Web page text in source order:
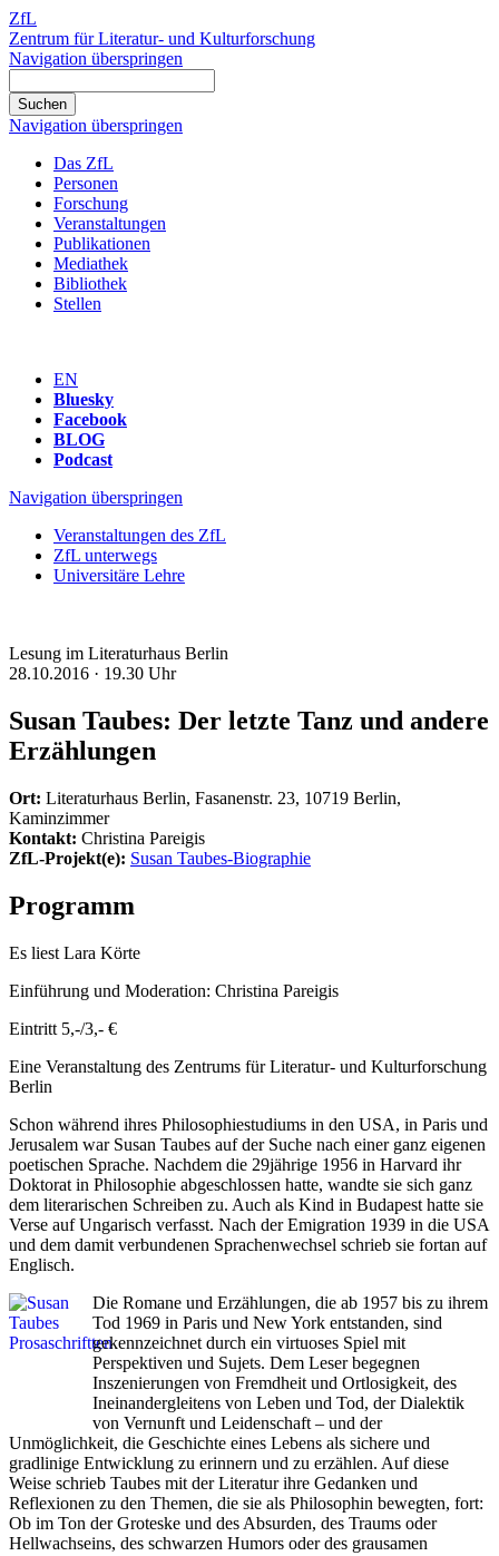
ZfL
Zentrum für Literatur- und Kulturforschung
Navigation überspringen
Navigation überspringen
Das ZfL
Personen
Forschung
Veranstaltungen
Publikationen
Mediathek
Bibliothek
Stellen
EN
Bluesky
Facebook
BLOG
Podcast
Navigation überspringen
Veranstaltungen des ZfL
ZfL unterwegs
Universitäre Lehre
Lesung im Literaturhaus Berlin
28.10.2016 · 19.30 Uhr
Susan Taubes: Der letzte Tanz und andere
Erzählungen
Ort: Literaturhaus Berlin, Fasanenstr. 23, 10719 Berlin,
Kaminzimmer
Kontakt: Christina Pareigis
ZfL-Projekt(e): Susan Taubes-Biographie
Programm
Es liest Lara Körte
Einführung und Moderation: Christina Pareigis
Eintritt 5,-/3,- €
Eine Veranstaltung des Zentrums für Literatur- und Kulturforschung
Berlin
Schon während ihres Philosophiestudiums in den USA, in Paris und
Jerusalem war Susan Taubes auf der Suche nach einer ganz eigenen
poetischen Sprache. Nachdem die 29jährige 1956 in Harvard ihr
Doktorat in Philosophie abgeschlossen hatte, wandte sie sich ganz
dem literarischen Schreiben zu. Auch als Kind in Budapest hatte sie
Verse auf Ungarisch verfasst. Nach der Emigration 1939 in die USA
und dem damit verbundenen Sprachenwechsel schrieb sie fortan auf
Englisch.
Die Romane und Erzählungen, die ab 1957 bis zu ihrem
Tod 1969 in Paris und New York entstanden, sind
gekennzeichnet durch ein virtuoses Spiel mit
Perspektiven und Sujets. Dem Leser begegnen
Inszenierungen von Fremdheit und Ortlosigkeit, des
Ineinandergleitens von Leben und Tod, der Dialektik
von Vernunft und Leidenschaft – und der
Unmöglichkeit, die Geschichte eines Lebens als sichere und
gradlinige Entwicklung zu erinnern und zu erzählen. Auf diese
Weise schrieb Taubes mit der Literatur ihre Gedanken und
Reflexionen zu den Themen, die sie als Philosophin bewegten, fort:
Ob im Ton der Groteske und des Absurden, des Traums oder
Hellwachseins, des schwarzen Humors oder des grausamen